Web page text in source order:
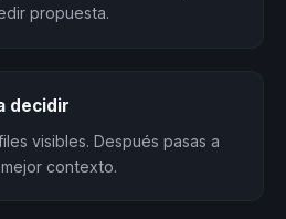
propuesta.
decidir
visibles. Después pasas a
contexto.